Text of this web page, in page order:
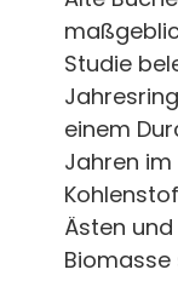
Studie
einem
Jahren im
Ästen
Biomasse